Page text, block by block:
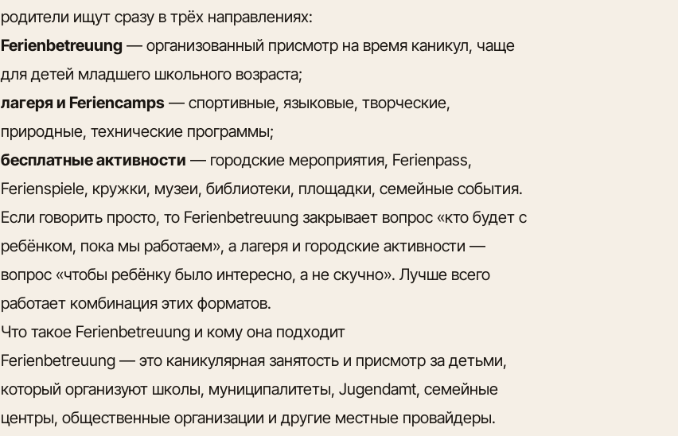
родители ищут сразу в трёх направлениях:
Ferienbetreuung — организованный присмотр на время каникул, чаще
для детей младшего школьного возраста;
лагеря и Feriencamps — спортивные, языковые, творческие,
природные, технические программы;
бесплатные активности — городские мероприятия, Ferienpass,
Ferienspiele, кружки, музеи, библиотеки, площадки, семейные события.
Если говорить просто, то Ferienbetreuung закрывает вопрос «кто будет с
ребёнком, пока мы работаем», а лагеря и городские активности —
вопрос «чтобы ребёнку было интересно, а не скучно». Лучше всего
работает комбинация этих форматов.
Что такое Ferienbetreuung и кому она подходит
Ferienbetreuung — это каникулярная занятость и присмотр за детьми,
который организуют школы, муниципалитеты, Jugendamt, семейные
центры, общественные организации и другие местные провайдеры.